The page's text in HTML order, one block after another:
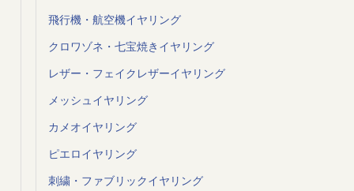
飛行機・航空機イヤリング
クロワゾネ・七宝焼きイヤリング
レザー・フェイクレザーイヤリング
メッシュイヤリング
カメオイヤリング
ピエロイヤリング
刺繍・ファブリックイヤリング